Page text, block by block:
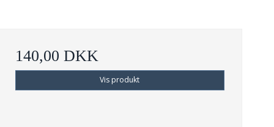
140,00 DKK
Vis produkt